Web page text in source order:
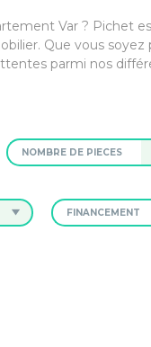
Var ? Pichet
Que vous
parmi nos
NOMBRE DE PIÈCES
FINANCEMENT